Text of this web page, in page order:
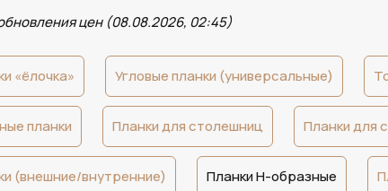
цен (08.08.2026, 02:45)
«ёлочка» Угловые планки (универсальные)
планки Планки для столешниц Планки для
(внешние/внутренние) Планки Н-образные